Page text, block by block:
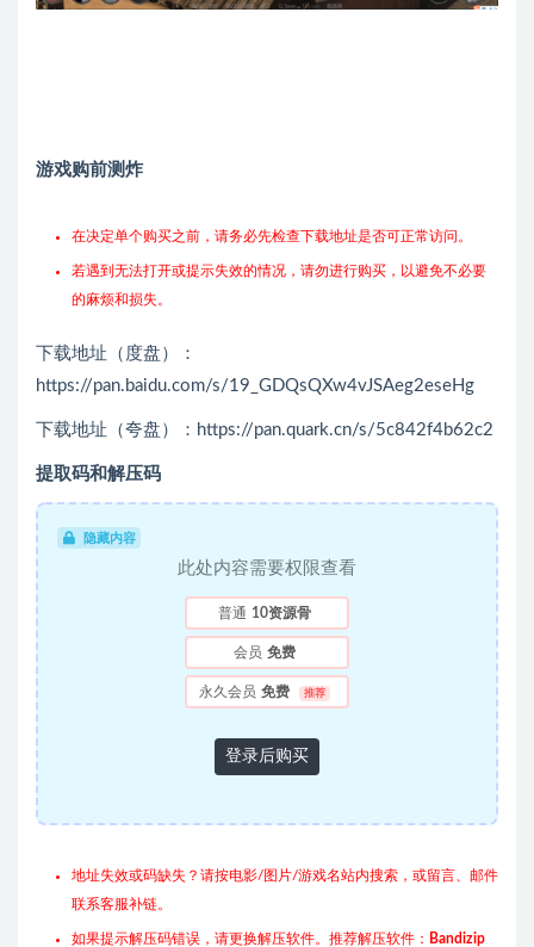
游戏购前测炸
在决定单个购买之前，请务必先检查下载地址是否可正常访问。
若遇到无法打开或提示失效的情况，请勿进行购买，以避免不必要
的麻烦和损失。
下载地址（度盘）：
https://pan.baidu.com/s/19_GDQsQXw4vJSAeg2eseHg
下载地址（夸盘）：https://pan.quark.cn/s/5c842f4b62c2
提取码和解压码
隐藏内容
此处内容需要权限查看
普通 10资源骨
会员 免费
永久会员 免费 推荐
登录后购买
地址失效或码缺失？请按电影/图片/游戏名站内搜索，或留言、邮件
联系客服补链。
如果提示解压码错误，请更换解压软件。推荐解压软件： Bandizip